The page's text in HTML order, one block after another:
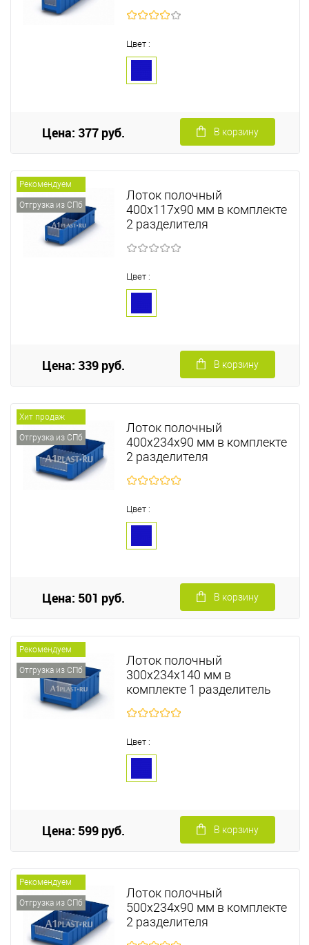
Цвет :
Цена: 377 руб. В корзину
Рекомендуем
Отгрузка из СПб
Лоток полочный
400х117х90 мм в комплекте
2 разделителя
Цвет :
Цена: 339 руб. В корзину
Хит продаж
Отгрузка из СПб
Лоток полочный
400х234х90 мм в комплекте
2 разделителя
Цвет :
Цена: 501 руб. В корзину
Рекомендуем
Отгрузка из СПб
Лоток полочный
300х234х140 мм в
комплекте 1 разделитель
Цвет :
Цена: 599 руб. В корзину
Рекомендуем
Отгрузка из СПб
Лоток полочный
500х234х90 мм в комплекте
2 разделителя